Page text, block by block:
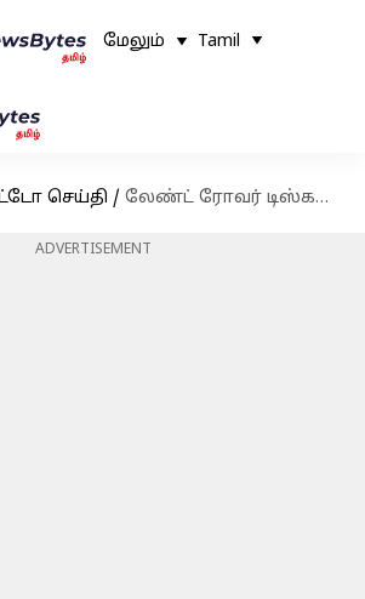
மேலும் Tamil
செய்தி / லேண்ட் ரோவர் டிஸ்கவரி ஜெமினி, டெம்பஸ்ட் பதிப்புகளுடன் இந்தியாவில் அறிமுகம்
ADVERTISEMENT